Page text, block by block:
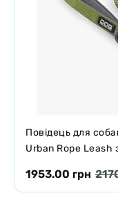
Повідець для
Urban Rope Leash
1953.00 грн